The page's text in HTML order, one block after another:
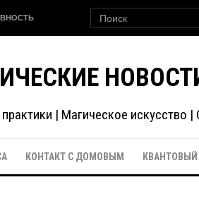
| Магическое искусство |
КОНТАКТ С ДОМОВЫМ